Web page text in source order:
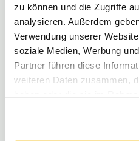
zu können und die Zugriffe
analysieren. Außerdem
Verwendung unserer
soziale Medien, Werbung
Partner führen diese
weiteren Daten zusammen,
Merz Schule
0 Stellenangebote